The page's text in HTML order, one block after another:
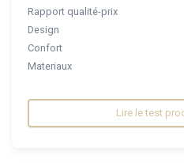
Rapport qualité-prix
Design
Confort
Materiaux
Lire le test